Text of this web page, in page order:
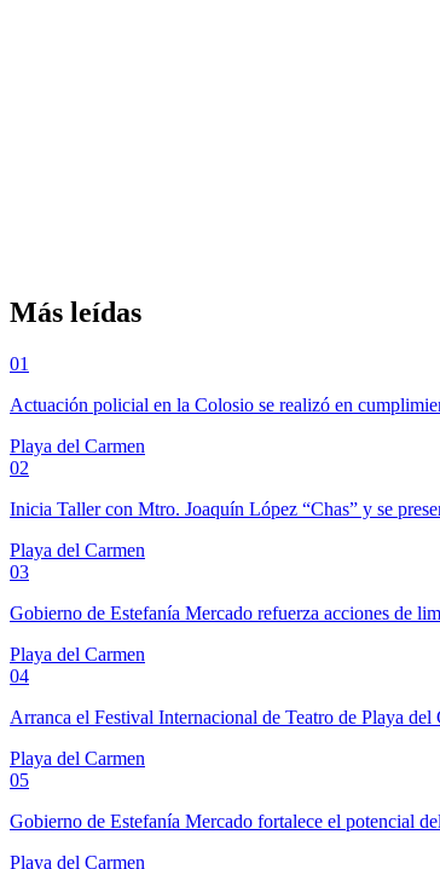
Más leídas
01
Actuación policial en la Colosio se realizó en
Playa del Carmen
02
Inicia Taller con Mtro. Joaquín López “Chas” y se
Playa del Carmen
03
Gobierno de Estefanía Mercado refuerza acciones de
Playa del Carmen
04
Arranca el Festival Internacional de Teatro de Playa
Playa del Carmen
05
Gobierno de Estefanía Mercado fortalece el potencial
Playa del Carmen